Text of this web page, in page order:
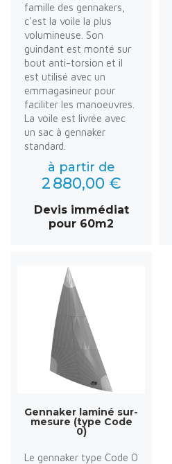
famille des gennakers,
c'est la voile la plus
volumineuse. Son
guindant est monté sur
bout anti-torsion et il
est utilisé avec un
emmagasineur pour
faciliter les manoeuvres.
La voile est livrée avec
un sac à gennaker
standard.
à partir de
2 880,00 €
Devis immédiat
pour 60m2
Gennaker laminé sur-
mesure (type Code
0)
Le gennaker type Code 0